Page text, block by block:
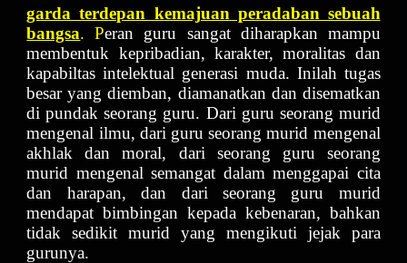
garda terdepan kemajuan peradaban sebuah
bangsa. Peran guru sangat diharapkan mampu
membentuk kepribadian, karakter, moralitas dan
kapabiltas intelektual generasi muda. Inilah tugas
besar yang diemban, diamanatkan dan disematkan
di pundak seorang guru. Dari guru seorang murid
mengenal ilmu, dari guru seorang murid mengenal
akhlak dan moral, dari seorang guru seorang
murid mengenal semangat dalam menggapai cita
dan harapan, dan dari seorang guru murid
mendapat bimbingan kepada kebenaran, bahkan
tidak sedikit murid yang mengikuti jejak para
gurunya.